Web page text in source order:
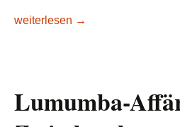
DR Kongo: Was über das
weiterlesen →
Lumumba-